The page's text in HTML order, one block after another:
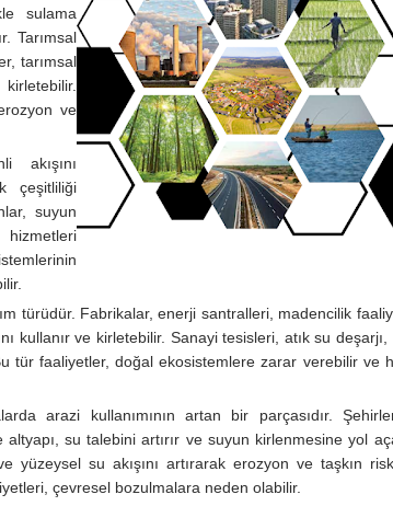
sulama
Tarımsal
tarımsal
ve
akışını
çeşitliliği
suyun
hizmetleri
türüdür. Fabrikalar, enerji santralleri, madencilik
kullanır ve kirletebilir. Sanayi tesisleri, atık su deşarjı,
tür faaliyetler, doğal ekosistemlere zarar verebilir ve
arazi kullanımının artan bir parçasıdır.
su talebini artırır ve suyun kirlenmesine yol
yüzeysel su akışını artırarak erozyon ve taşkın
çevresel bozulmalara neden olabilir.